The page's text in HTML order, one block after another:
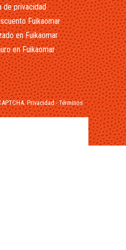
de privacidad
Fuikaomar
en Fuikaomar
en Fuikaomar
Privacidad-Términos